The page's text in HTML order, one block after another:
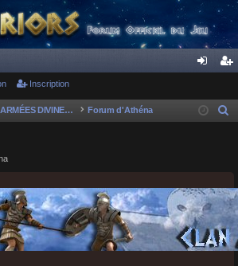
ne cri
Inscription
LES ARMÉES DIVINES - FORUMS DE CLAN Forum d'Athéna
r
c
h
e